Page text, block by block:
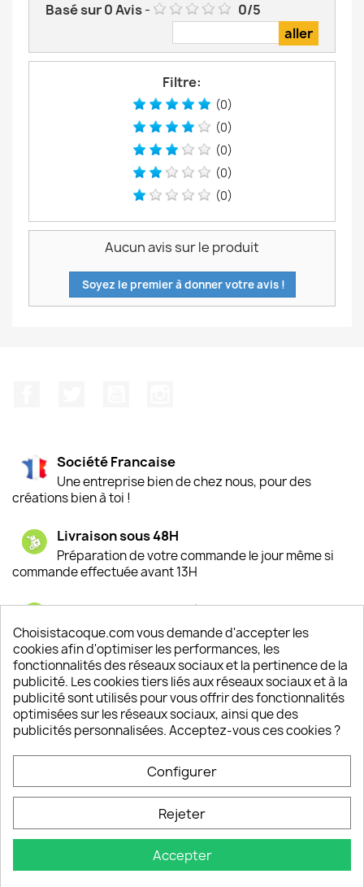
Basé sur0Avis- 0/5
Filtre:
(0)
(0)
(0)
(0)
(0)
Aucun avis sur le produit
Soyez le premier à donner votre avis !
Société Francaise
Une entreprise bien de chez nous, pour des
créations bien à toi !
Livraison sous 48H
Préparation de votre commande le jour même si
commande effectuée avant 13H
Satisfaction de nos clients
Depuis 2009, entre 92% et 94% de nos clients
sont satisfaits de nos produits
Un SAV à votre écoute
Notre SAV est disponible 6/7J de 10h à 18H
Choisistacoque.com vous demande d'accepter les
cookies afin d'optimiser les performances, les
fonctionnalités des réseaux sociaux et la pertinence de la
publicité. Les cookies tiers liés aux réseaux sociaux et à la
publicité sont utilisés pour vous offrir des fonctionnalités
optimisées sur les réseaux sociaux, ainsi que des
publicités personnalisées. Acceptez-vous ces cookies ?
Configurer
Rejeter
Accepter